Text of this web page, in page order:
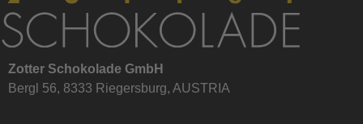
Zotter Schokolade GmbH
Bergl 56, 8333 Riegersburg, AUSTRIA